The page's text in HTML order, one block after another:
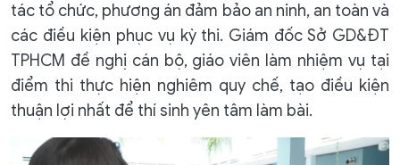
tác tổ chức, phương án đảm bảo an ninh, an toàn và
các điều kiện phục vụ kỳ thi. Giám đốc Sở GD&ĐT
TPHCM đề nghị cán bộ, giáo viên làm nhiệm vụ tại
điểm thi thực hiện nghiêm quy chế, tạo điều kiện
thuận lợi nhất để thí sinh yên tâm làm bài.